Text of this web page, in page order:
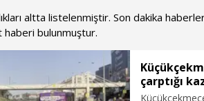
altta listelenmiştir. Son dakika
bulunmuştur.
çarptığı